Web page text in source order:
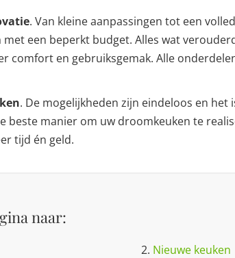
. Van kleine aanpassingen tot een
een beperkt budget. Alles wat
comfort en gebruiksgemak. Alle
. De mogelijkheden zijn eindeloos en het
beste manier om uw droomkeuken te
tijd én geld.
naar:
2. Nieuwe keuken